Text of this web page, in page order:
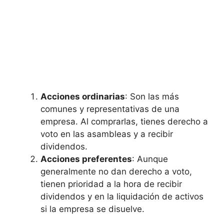
Acciones ordinarias: Son las más
comunes y representativas de una
empresa. Al comprarlas, tienes derecho a
voto en las asambleas y a recibir
dividendos.
Acciones preferentes: Aunque
generalmente no dan derecho a voto,
tienen prioridad a la hora de recibir
dividendos y en la liquidación de activos
si la empresa se disuelve.